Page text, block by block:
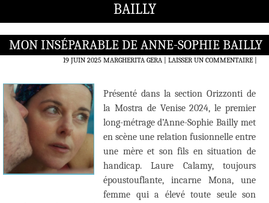
BAILLY
MON INSÉPARABLE DE ANNE-SOPHIE BAILLY
19 JUIN 2025 MARGHERITA GERA LAISSER UN COMMENTAIRE|
Présenté dans la section Orizzonti de
la Mostra de Venise 2024, le premier
long-métrage d’Anne-Sophie Bailly met
en scène une relation fusionnelle entre
une mère et son fils en situation de
handicap. Laure Calamy, toujours
époustouflante, incarne Mona, une
femme qui a élevé toute seule son